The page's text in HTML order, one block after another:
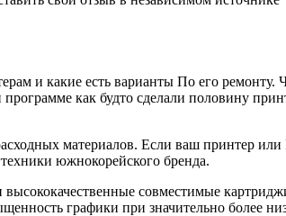
и какие есть варианты По его ремонту.
как будто сделали половину
материалов. Если ваш принтер
южнокорейского бренда.
совместимые
графики при значительно более